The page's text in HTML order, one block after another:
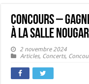
Concours –
à la Salle
2 novembre 2024
Articles, Concerts,